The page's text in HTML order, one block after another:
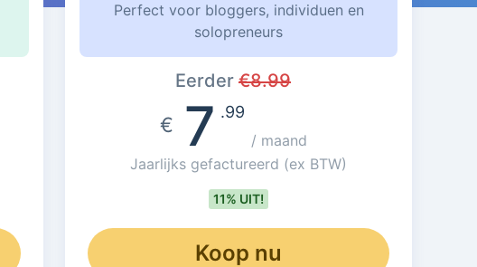
Perfect voor bloggers, individuen en
solopreneurs
Eerder €8.99
€7 .99
/ maand
Jaarlijks gefactureerd (ex BTW)
11% UIT!
Koop nu